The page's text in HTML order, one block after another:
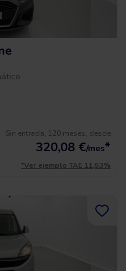
Sin entrada, 120 meses, desde
320,08 €/mes*
*Ver ejemplo TAE 11,53%